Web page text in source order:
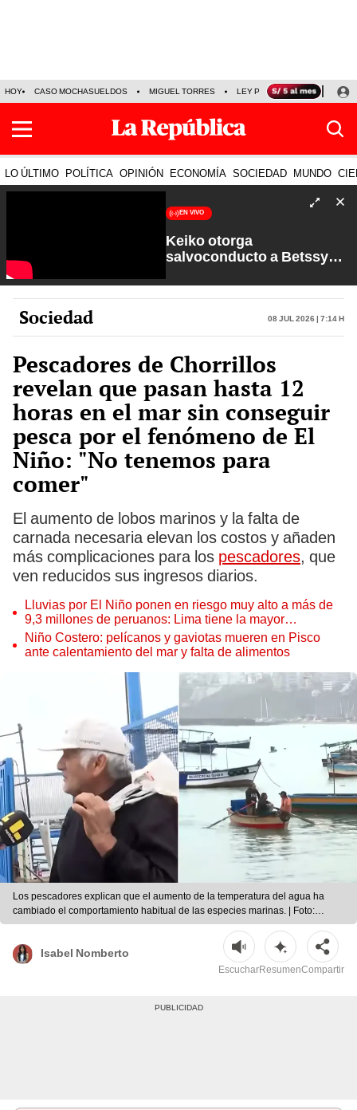
HOY CASO MOCHASUELDOS MIGUEL TORRES LEY PULPÍN PRECIO DEL
LO ÚLTIMO POLÍTICA OPINIÓN ECONOMÍA SOCIEDAD MUNDO
EN VIVO
Keiko otorga
salvoconducto a Betssy
Petroperú | Sin Guion con
Rosa María Palacios
Sociedad 08 Jul 2026 | 7:14 h
Pescadores de Chorrillos
revelan que pasan hasta 12
horas en el mar sin conseguir
pesca por el fenómeno de El
Niño: "No tenemos para
comer"
El aumento de lobos marinos y la falta de
carnada necesaria elevan los costos y añaden
más complicaciones para los pescadores, que
ven reducidos sus ingresos diarios.
Lluvias por El Niño ponen en riesgo muy alto a más de
9,3 millones de peruanos: Lima tiene la mayor
exposición
Niño Costero: pelícanos y gaviotas mueren en Pisco
ante calentamiento del mar y falta de alimentos
Los pescadores explican que el aumento de la temperatura del agua ha
cambiado el comportamiento habitual de las especies marinas. | Foto:
composición LR
Isabel Nomberto
EscucharResumenCompartir